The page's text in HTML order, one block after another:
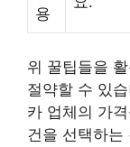
용
위 꿀팁들을
절약할 수 있
카 업체의 가
건을 선택하는